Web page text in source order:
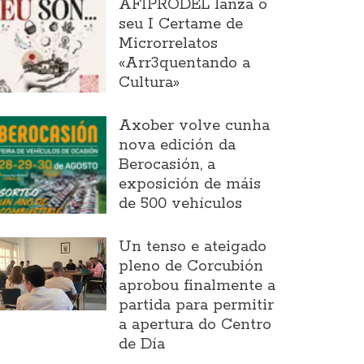
AFIPRODEL lanza o
seu I Certame de
Microrrelatos
«Arr3quentando a
Cultura»
Axober volve cunha
nova edición da
Berocasión, a
exposición de máis
de 500 vehículos
Un tenso e ateigado
pleno de Corcubión
aprobou finalmente a
partida para permitir
a apertura do Centro
de Día